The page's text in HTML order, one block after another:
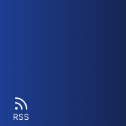
RSS